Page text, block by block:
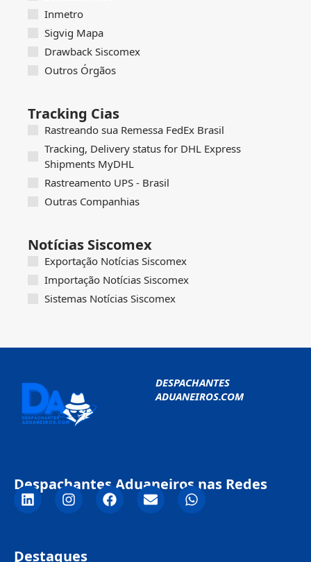
Inmetro
Sigvig Mapa
Drawback Siscomex
Outros Órgãos
Tracking Cias
Rastreando sua Remessa FedEx Brasil
Tracking, Delivery status for DHL Express
Shipments MyDHL
Rastreamento UPS - Brasil
Outras Companhias
Notícias Siscomex
Exportação Notícias Siscomex
Importação Notícias Siscomex
Sistemas Notícias Siscomex
DESPACHANTES
ADUANEIROS.COM
Despachantes Aduaneiros nas Redes
Destaques